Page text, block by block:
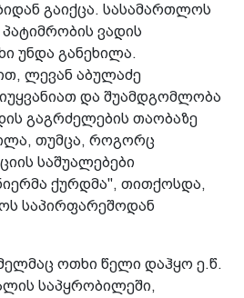
გაიქცა. სასამართლოს
ვადის
უნდა განეხილა.
ლევან აბულაძე
და შუამდგომლობა
გაგრძელების თაობაზე
თუმცა, როგორც
საშუალებები
ქურდმა", თითქოსდა,
საპირფარეშოდან
ოთხი წელი დაჰყო ე.წ.
საპყრობილეში,